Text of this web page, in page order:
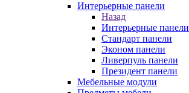
Интерьерные панели
Назад
Интерьерные панели
Стандарт панели
Эконом панели
Ливерпуль панели
Президент панели
Мебельные модули